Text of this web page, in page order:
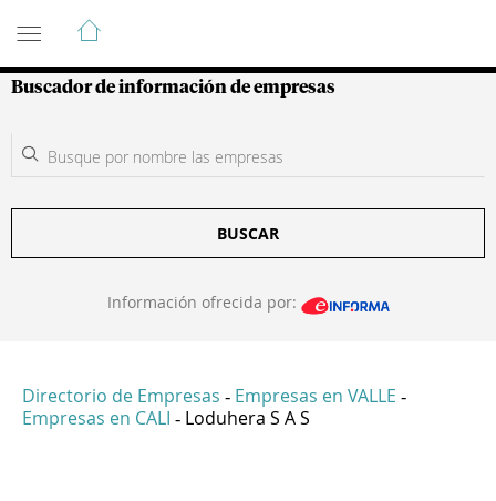
Guía de Empresas Colombianas
Buscador de información de empresas
BUSCAR
Información ofrecida por:
Directorio de Empresas - Empresas en VALLE -
Empresas en CALI - Loduhera S A S